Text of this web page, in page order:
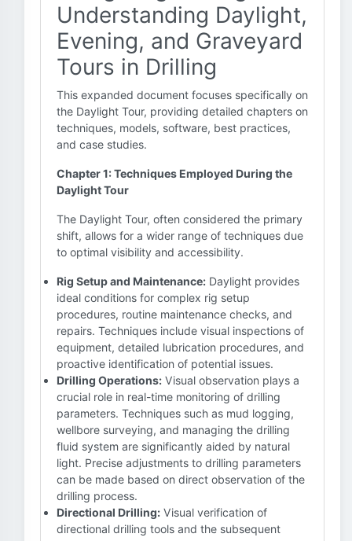
Understanding Daylight,
Evening, and Graveyard
Tours in Drilling
This expanded document focuses specifically on
the Daylight Tour, providing detailed chapters on
techniques, models, software, best practices,
and case studies.
Chapter 1: Techniques Employed During the
Daylight Tour
The Daylight Tour, often considered the primary
shift, allows for a wider range of techniques due
to optimal visibility and accessibility.
Rig Setup and Maintenance: Daylight provides
ideal conditions for complex rig setup
procedures, routine maintenance checks, and
repairs. Techniques include visual inspections of
equipment, detailed lubrication procedures, and
proactive identification of potential issues.
Drilling Operations: Visual observation plays a
crucial role in real-time monitoring of drilling
parameters. Techniques such as mud logging,
wellbore surveying, and managing the drilling
fluid system are significantly aided by natural
light. Precise adjustments to drilling parameters
can be made based on direct observation of the
drilling process.
Directional Drilling: Visual verification of
directional drilling tools and the subsequent